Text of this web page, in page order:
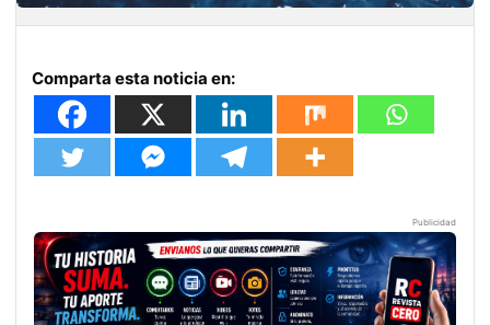
Comparta esta noticia en:
Publicidad